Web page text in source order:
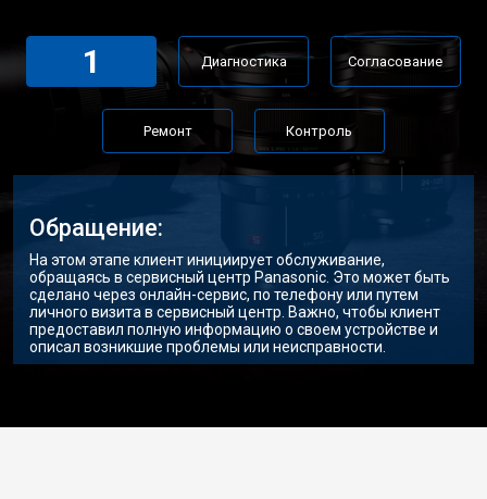
1 Диагностика Согласование
Ремонт Контроль
Обращение:
На этом этапе клиент инициирует обслуживание,
обращаясь в сервисный центр Panasonic. Это может быть
сделано через онлайн-сервис, по телефону или путем
личного визита в сервисный центр. Важно, чтобы клиент
предоставил полную информацию о своем устройстве и
описал возникшие проблемы или неисправности.